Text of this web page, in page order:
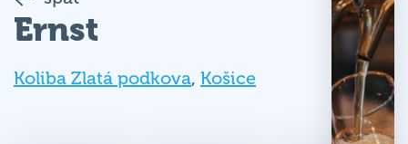
Ernst
Koliba Zlatá podkova, Košice